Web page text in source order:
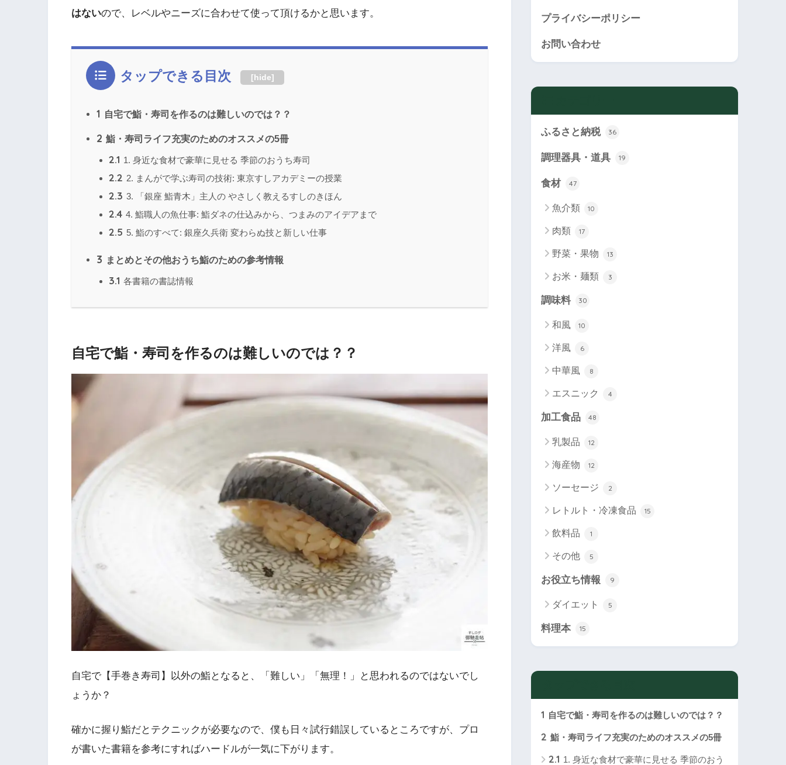
はないので、レベルやニーズに合わせて使って頂けるかと思います。
タップできる目次 [hide]
1 自宅で鮨・寿司を作るのは難しいのでは？？
2 鮨・寿司ライフ充実のためのオススメの5冊
2.1 1. 身近な食材で豪華に見せる 季節のおうち寿司
2.2 2. まんがで学ぶ寿司の技術: 東京すしアカデミーの授業
2.3 3. 「銀座 鮨青木」主人の やさしく教えるすしのきほん
2.4 4. 鮨職人の魚仕事: 鮨ダネの仕込みから、つまみのアイデアまで
2.5 5. 鮨のすべて: 銀座久兵衛 変わらぬ技と新しい仕事
3 まとめとその他おうち鮨のための参考情報
3.1 各書籍の書誌情報
自宅で鮨・寿司を作るのは難しいのでは？？
自宅で【手巻き寿司】以外の鮨となると、「難しい」「無理！」と思われるのではないでし
ょうか？
確かに握り鮨だとテクニックが必要なので、僕も日々試行錯誤しているところですが、プロ
が書いた書籍を参考にすればハードルが一気に下がります。
プライバシーポリシー
お問い合わせ
ふるさと納税 36
調理器具・道具 19
食材 47
魚介類 10
肉類 17
野菜・果物 13
お米・麺類 3
調味料 30
和風 10
洋風 6
中華風 8
エスニック 4
加工食品 48
乳製品 12
海産物 12
ソーセージ 2
レトルト・冷凍食品 15
飲料品 1
その他 5
お役立ち情報 9
ダイエット 5
料理本 15
1 自宅で鮨・寿司を作るのは難しいのでは？？
2 鮨・寿司ライフ充実のためのオススメの5冊
2.1 1. 身近な食材で豪華に見せる 季節のおう